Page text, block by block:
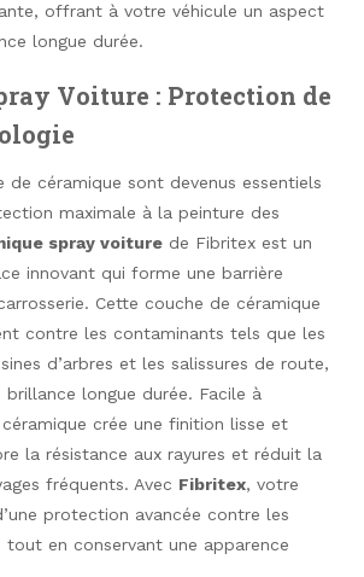
offrant à votre véhicule un aspect
longue durée.
Voiture : Protection de
de céramique sont devenus essentiels
maximale à la peinture des
spray voiture de Fibritex est un
innovant qui forme une barrière
Cette couche de céramique
contre les contaminants tels que les
d’arbres et les salissures de route,
longue durée. Facile à
crée une finition lisse et
la résistance aux rayures et réduit la
fréquents. Avec Fibritex, votre
protection avancée contre les
tout en conservant une apparence